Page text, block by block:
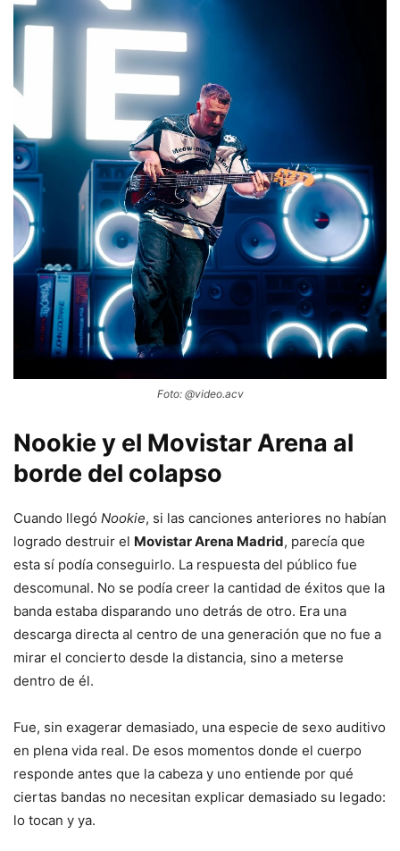
Foto: @video.acv
Nookie y el Movistar Arena al
borde del colapso
Cuando llegó Nookie, si las canciones anteriores no habían
logrado destruir el Movistar Arena Madrid, parecía que
esta sí podía conseguirlo. La respuesta del público fue
descomunal. No se podía creer la cantidad de éxitos que la
banda estaba disparando uno detrás de otro. Era una
descarga directa al centro de una generación que no fue a
mirar el concierto desde la distancia, sino a meterse
dentro de él.
Fue, sin exagerar demasiado, una especie de sexo auditivo
en plena vida real. De esos momentos donde el cuerpo
responde antes que la cabeza y uno entiende por qué
ciertas bandas no necesitan explicar demasiado su legado:
lo tocan y ya.